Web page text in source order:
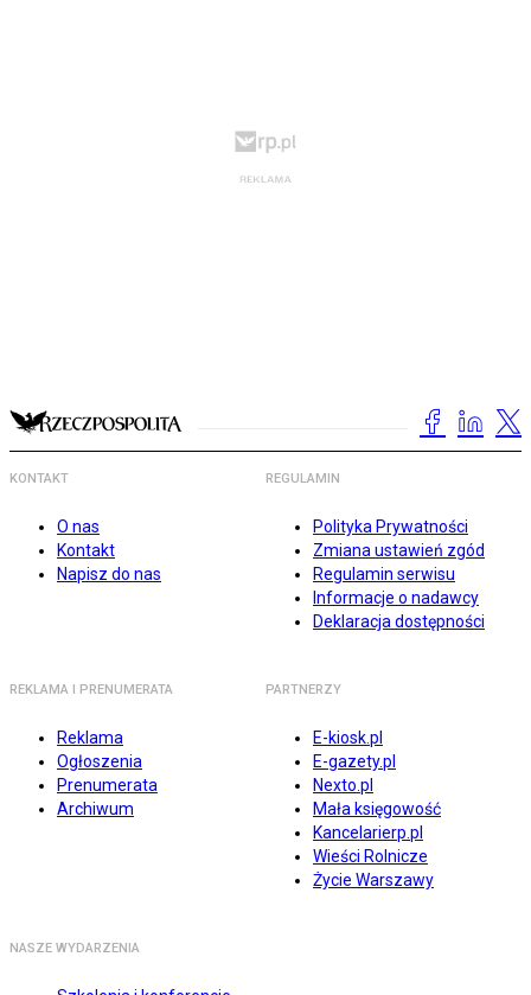
KONTAKT
O nas
Kontakt
Napisz do nas
REGULAMIN
Polityka Prywatności
Zmiana ustawień zgód
Regulamin serwisu
Informacje o nadawcy
Deklaracja dostępności
REKLAMA I PRENUMERATA
Reklama
Ogłoszenia
Prenumerata
Archiwum
PARTNERZY
E-kiosk.pl
E-gazety.pl
Nexto.pl
Mała księgowość
Kancelarierp.pl
Wieści Rolnicze
Życie Warszawy
NASZE WYDARZENIA